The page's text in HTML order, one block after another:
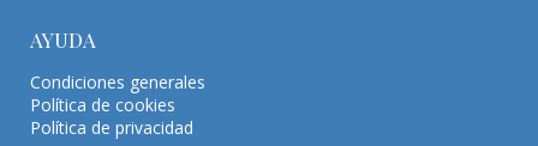
AYUDA
Condiciones generales
Política de cookies
Política de privacidad